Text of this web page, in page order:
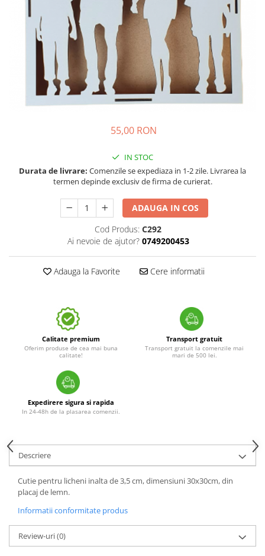
55,00 RON
IN STOC
Durata de livrare: Comenzile se expediaza in 1-2 zile. Livrarea la
termen depinde exclusiv de firma de curierat.
ADAUGA IN COS
Cod Produs: C292
Ai nevoie de ajutor? 0749200453
Adauga la Favorite Cere informatii
Calitate premium
Oferim produse de cea mai buna
calitate!
Transport gratuit
Transport gratuit la comenzile mai
mari de 500 lei.
Expedirere sigura si rapida
In 24-48h de la plasarea comenzii.
Descriere
Cutie pentru licheni inalta de 3,5 cm, dimensiuni 30x30cm, din
placaj de lemn.
Informatii conformitate produs
Review-uri(0)